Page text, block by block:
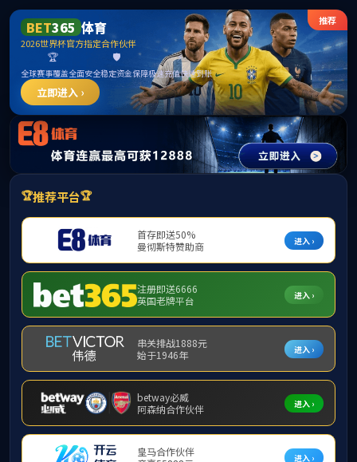
新京葡萄网(中国)有限公司
提示：访问地址无效，tsshyjs/http:找不到对应的栏目！
首页 关闭此页